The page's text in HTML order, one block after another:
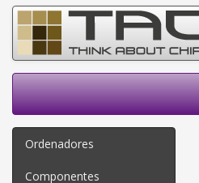
Ordenadores
Componentes